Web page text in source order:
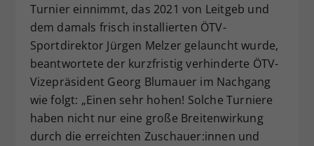
Turnier einnimmt, das 2021 von Leitgeb und
dem damals frisch installierten ÖTV-
Sportdirektor Jürgen Melzer gelauncht wurde,
beantwortete der kurzfristig verhinderte ÖTV-
Vizepräsident Georg Blumauer im Nachgang
wie folgt: „Einen sehr hohen! Solche Turniere
haben nicht nur eine große Breitenwirkung
durch die erreichten Zuschauer:innen und